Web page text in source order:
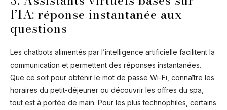
l’IA: réponse instantanée aux
questions
Les chatbots alimentés par l’intelligence artificielle facilitent la
communication et permettent des réponses instantanées.
Que ce soit pour obtenir le mot de passe Wi-Fi, connaître les
horaires du petit-déjeuner ou découvrir les offres du spa,
tout est à portée de main. Pour les plus technophiles, certains